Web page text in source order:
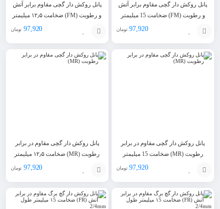
پانل روکش دار گچی مقاوم برابر آتش
و رطوبت (FM) ضخامت 15 میلیمتر
97,920 تومان
به
پانل روکش دار گچی مقاوم برابر آتش
و رطوبت (FM) ضخامت ۱۲٫۵ میلیمتر
97,920 تومان
به
پانل روکش دار گچی مقاوم در برابر
رطوبت (MR) ضخامت 15 میلیمتر
97,920 تومان
به
پانل روکش دار گچی مقاوم در برابر
رطوبت (MR) ضخامت ۱۲٫۵ میلیمتر
97,920 تومان
به